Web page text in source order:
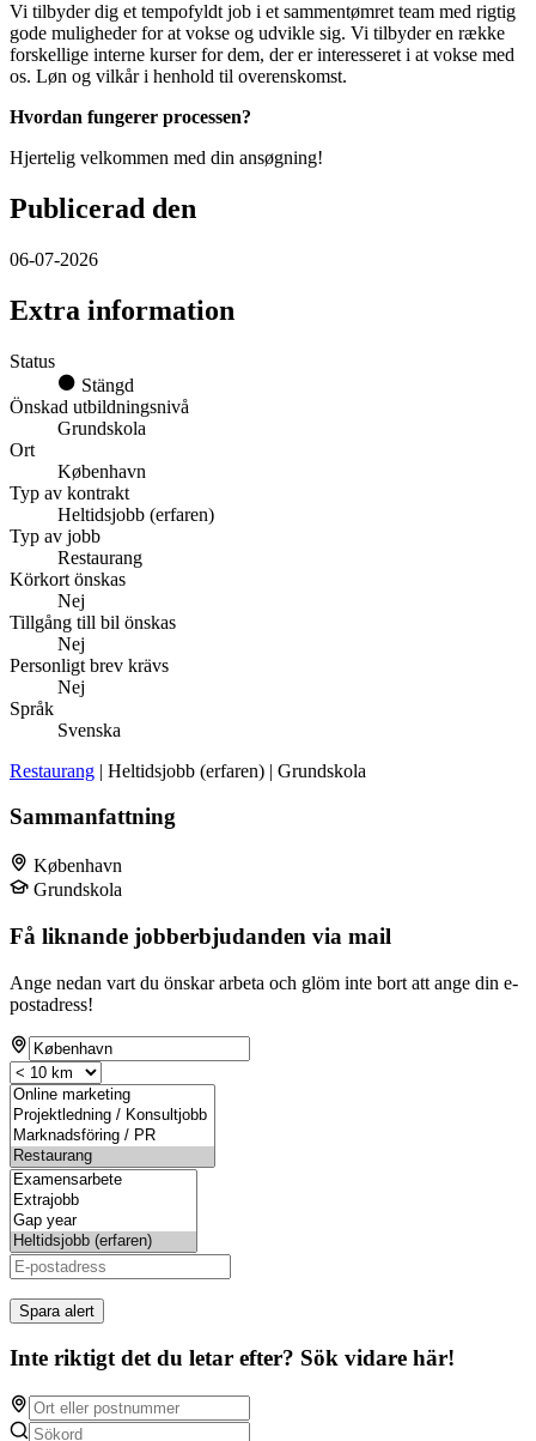
Vi tilbyder dig et tempofyldt job i et sammentømret team med rigtig
gode muligheder for at vokse og udvikle sig. Vi tilbyder en række
forskellige interne kurser for dem, der er interesseret i at vokse med
os. Løn og vilkår i henhold til overenskomst.
Hvordan fungerer processen?
Hjertelig velkommen med din ansøgning!
Publicerad den
06-07-2026
Extra information
Status
Stängd
Önskad utbildningsnivå
Grundskola
Ort
København
Typ av kontrakt
Heltidsjobb (erfaren)
Typ av jobb
Restaurang
Körkort önskas
Nej
Tillgång till bil önskas
Nej
Personligt brev krävs
Nej
Språk
Svenska
Restaurang | Heltidsjobb (erfaren) | Grundskola
Sammanfattning
København
Grundskola
Få liknande jobberbjudanden via mail
Ange nedan vart du önskar arbeta och glöm inte bort att ange din e-
postadress!
Spara alert
Inte riktigt det du letar efter? Sök vidare här!